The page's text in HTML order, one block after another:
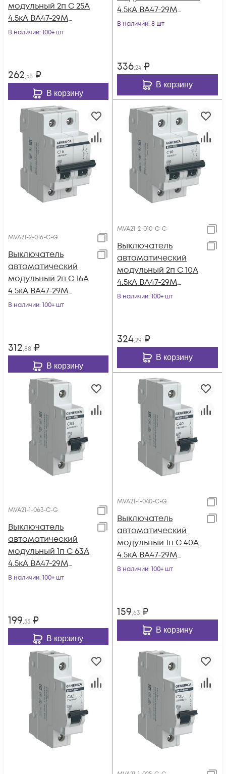
модульный 2п C 25А
4.5кА ВА47-29М
GENERICA MVA21-2-
В наличии: 100+ шт
262,58 ₽
В корзину
4.5кА ВА47-29М
GENERICA MVA21-2-
В наличии: 8 шт
336,24 ₽
В корзину
MVA21-2-016-C-G
Выключатель
автоматический
модульный 2п C 16А
4.5кА ВА47-29М
GENERICA MVA21-2-
В наличии: 100+ шт
312,88 ₽
В корзину
MVA21-2-010-C-G
Выключатель
автоматический
модульный 2п C 10А
4.5кА ВА47-29М
GENERICA MVA21-2-
В наличии: 100+ шт
324,29 ₽
В корзину
MVA21-1-063-C-G
Выключатель
автоматический
модульный 1п C 63А
4.5кА ВА47-29М
GENERICA MVA21-1-
В наличии: 100+ шт
199,55 ₽
В корзину
MVA21-1-040-C-G
Выключатель
автоматический
модульный 1п C 40А
4.5кА ВА47-29М
GENERICA MVA21-1-
В наличии: 100+ шт
159,63 ₽
В корзину